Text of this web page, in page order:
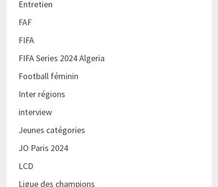
Entretien
FAF
FIFA
FIFA Series 2024 Algeria
Football féminin
Inter régions
interview
Jeunes catégories
JO Paris 2024
LCD
Ligue des champions